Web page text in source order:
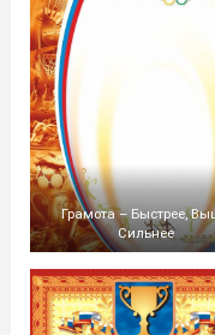
Грамота – Быстрее,
Сильнее